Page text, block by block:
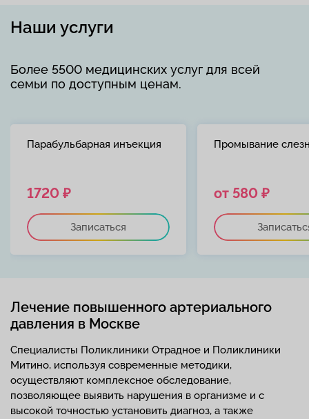
Наши услуги
Более 5500 медицинских услуг для всей
семьи по доступным ценам.
Парабульбарная инъекция
1720 ₽
Записаться
Промывание
от 580 ₽
Лечение повышенного артериального
давления в Москве
Специалисты Поликлиники Отрадное и Поликлиники
Митино, используя современные методики,
осуществляют комплексное обследование,
позволяющее выявить нарушения в организме и с
высокой точностью установить диагноз, а также